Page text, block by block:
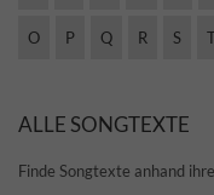
O P Q R S
ALLE SONGTEXTE
Finde Songtexte anhand